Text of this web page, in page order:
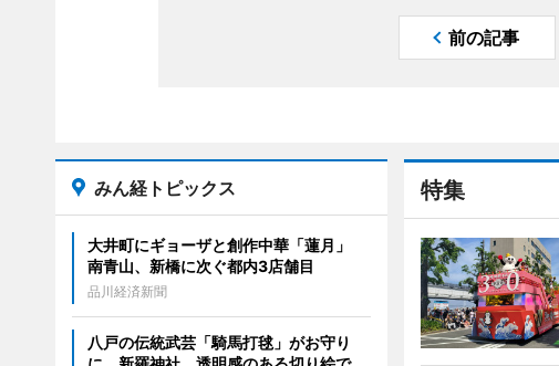
前の記事
特集
みん経トピックス
大井町にギョーザと創作中華「蓮月」
南青山、新橋に次ぐ都内3店舗目
品川経済新聞
八戸の伝統武芸「騎馬打毬」がお守り